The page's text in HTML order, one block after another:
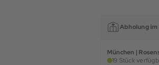
Abholung im
München |
19 Stück